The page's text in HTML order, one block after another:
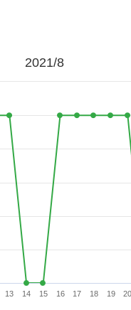
2021/8
13 14 15 16 17 18 19 20